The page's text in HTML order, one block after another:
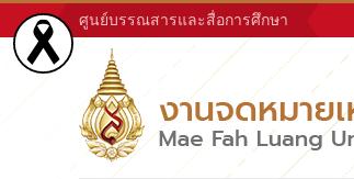
to
content
ศูนย์บรรณสารและสื่อการศึกษา